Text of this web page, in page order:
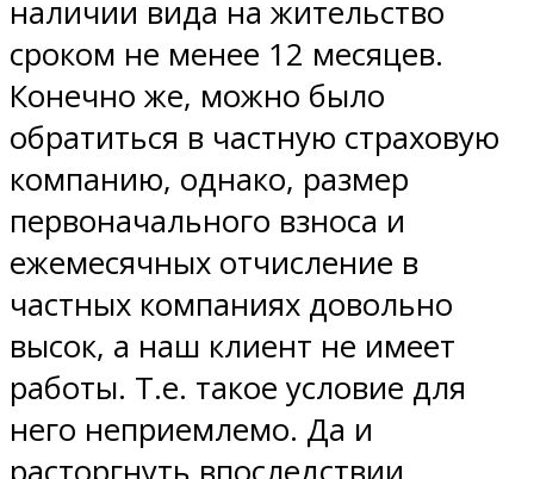
наличии вида на жительство
сроком не менее 12 месяцев.
Конечно же, можно было
обратиться в частную страховую
компанию, однако, размер
первоначального взноса и
ежемесячных отчисление в
частных компаниях довольно
высок, а наш клиент не имеет
работы. Т.е. такое условие для
него неприемлемо. Да и